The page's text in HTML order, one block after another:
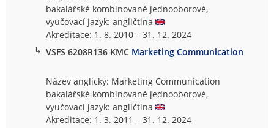
bakalářské kombinované jednooborové,
vyučovací jazyk: angličtina
Akreditace: 1. 8. 2010 – 31. 12. 2024
↳ VSFS 6208R136 KMC Marketing Communication
Název anglicky: Marketing Communication
bakalářské kombinované jednooborové,
vyučovací jazyk: angličtina
Akreditace: 1. 3. 2011 – 31. 12. 2024